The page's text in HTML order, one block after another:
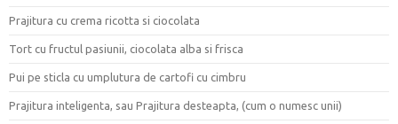
Prajitura cu crema ricotta si ciocolata
Tort cu fructul pasiunii, ciocolata alba si frisca
Pui pe sticla cu umplutura de cartofi cu cimbru
Prajitura inteligenta, sau Prajitura desteapta, (cum o numesc unii)